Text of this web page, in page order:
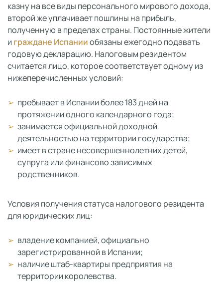
казну на все виды персонального мирового дохода,
второй же уплачивает пошлины на прибыль,
полученную в пределах страны. Постоянные жители
и граждане Испанииобязаны ежегодно подавать
годовую декларацию. Налоговым резидентом
считается лицо, которое соответствует одному из
нижеперечисленных условий:
пребывает в Испании более 183 дней на
протяжении одного календарного года;
занимается официальной доходной
деятельностью на территории государства;
имеет в стране несовершеннолетних детей,
супруга или финансово зависимых
родственников.
Условия получения статуса налогового резидента
для юридических лиц:
владение компанией, официально
зарегистрированной в Испании;
наличие штаб-квартиры предприятия на
территории королевства.